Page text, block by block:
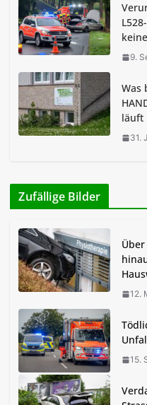
9.
Was
läuft
31.
Zufällige Bilder
12.
15.